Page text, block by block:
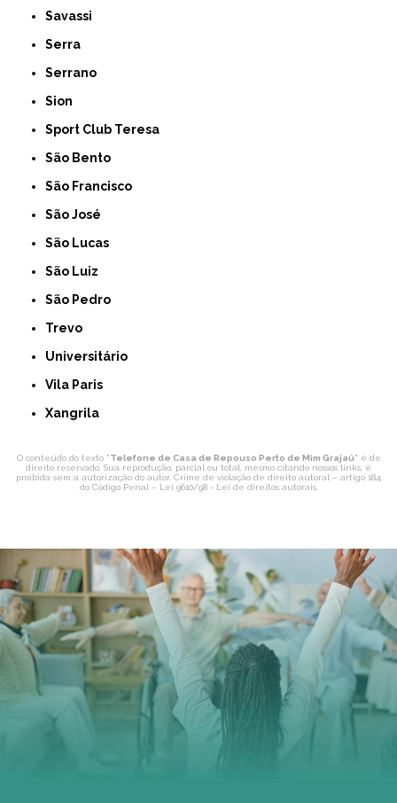
Savassi
Serra
Serrano
Sion
Sport Club Teresa
São Bento
São Francisco
São José
São Lucas
São Luiz
São Pedro
Trevo
Universitário
Vila Paris
Xangrila
O conteúdo do texto "Telefone de Casa de Repouso Perto de Mim Grajaú" é de
direito reservado. Sua reprodução, parcial ou total, mesmo citando nossos links, é
proibida sem a autorização do autor. Crime de violação de direito autoral – artigo 184
do Código Penal – Lei 9610/98 - Lei de direitos autorais.